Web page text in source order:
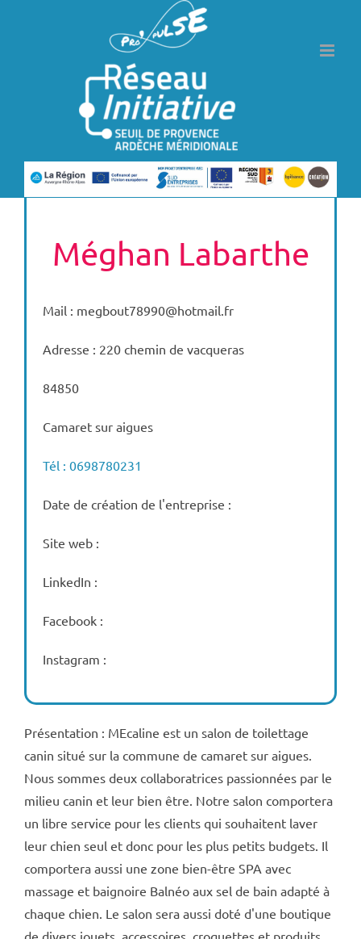
Méghan Labarthe
Mail : megbout78990@hotmail.fr
Adresse : 220 chemin de vacqueras
84850
Camaret sur aigues
Tél : 0698780231
Date de création de l'entreprise :
Site web :
LinkedIn :
Facebook :
Instagram :
Présentation : MEcaline est un salon de toilettage
canin situé sur la commune de camaret sur aigues.
Nous sommes deux collaboratrices passionnées par le
milieu canin et leur bien être. Notre salon comportera
un libre service pour les clients qui souhaitent laver
leur chien seul et donc pour les plus petits budgets. Il
comportera aussi une zone bien-être SPA avec
massage et baignoire Balnéo aux sel de bain adapté à
chaque chien. Le salon sera aussi doté d'une boutique
de divers jouets, accessoires, croquettes et produits